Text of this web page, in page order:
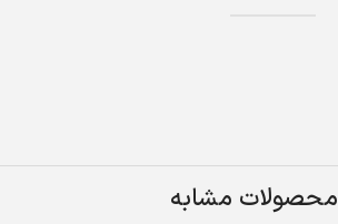
محصولات مشابه